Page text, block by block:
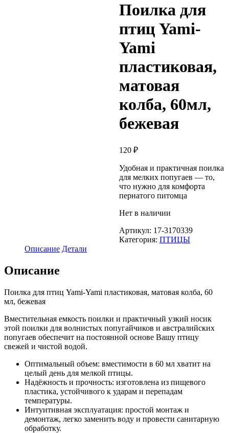
Поилка для
птиц Yami-
Yami
пластиковая,
матовая
колба, 60мл,
бежевая
120 ₽
Удобная и практичная поилка
для мелких попугаев — то,
что нужно для комфорта
пернатого питомца
Нет в наличии
Артикул: 17-3170339
Категория: ПТИЦЫ
Описание Детали
Описание
Поилка для птиц Yami-Yami пластиковая, матовая колба, 60
мл, бежевая
Вместительная емкость поилки и практичный узкий носик
этой поилки для волнистых попугайчиков и австралийских
попугаев обеспечит на постоянной основе Вашу птицу
свежей и чистой водой.
Оптимальный объем: вместимости в 60 мл хватит на
целый день для мелкой птицы.
Надёжность и прочность: изготовлена из пищевого
пластика, устойчивого к ударам и перепадам
температуры.
Интуитивная эксплуатация: простой монтаж и
демонтаж, легко заменить воду и провести санитарную
обработку.